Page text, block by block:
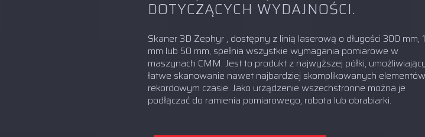
DOTYCZĄCYCH WYDAJNOŚCI.
Skaner 3D Zephyr , dostępny z linią laserową o długości 300 mm,
mm lub 50 mm, spełnia wszystkie wymagania pomiarowe w
maszynach CMM. Jest to produkt z najwyższej półki,
łatwe skanowanie nawet najbardziej skomplikowanych
rekordowym czasie. Jako urządzenie wszechstronne można je
podłączać do ramienia pomiarowego, robota lub obrabiarki.